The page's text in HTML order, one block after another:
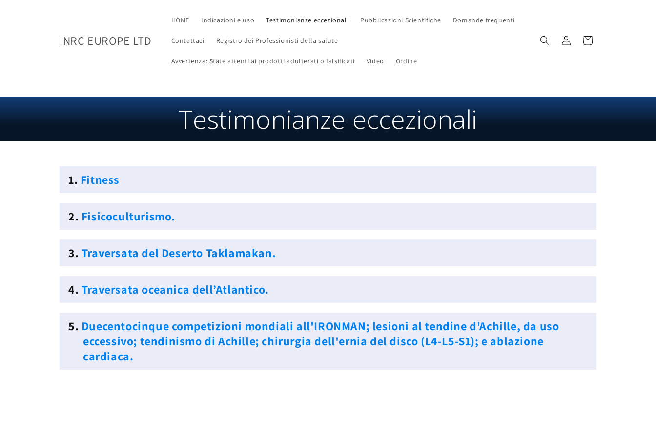
INRC EUROPE LTD
HOME Indicazioni e uso Testimonianze eccezionali Pubblicazioni Scientifiche Domande frequenti
Contattaci Registro dei Professionisti della salute
Avvertenza: State attenti ai prodotti adulterati o falsificati Video Ordine
Accedi Carrello
Testimonianze eccezionali
1. Fitness
2. Fisicoculturismo.
3. Traversata del Deserto Taklamakan.
4. Traversata oceanica dell’Atlantico.
5. Duecentocinque competizioni mondiali all'IRONMAN; lesioni al tendine d'Achille, da uso
eccessivo; tendinismo di Achille; chirurgia dell'ernia del disco (L4-L5-S1); e ablazione
cardiaca.